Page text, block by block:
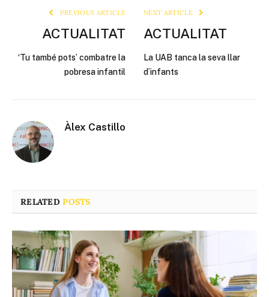
PREVIOUS ARTICLE
ACTUALITAT
‘Tu també pots’ combatre la
pobresa infantil
NEXT ARTICLE
ACTUALITAT
La UAB tanca la seva llar
d’infants
Àlex Castillo
RELATEDPOSTS